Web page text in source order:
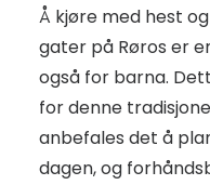
Å kjøre med hest
gater på Røros er
også for barna.
for denne
anbefales det å
dagen, og